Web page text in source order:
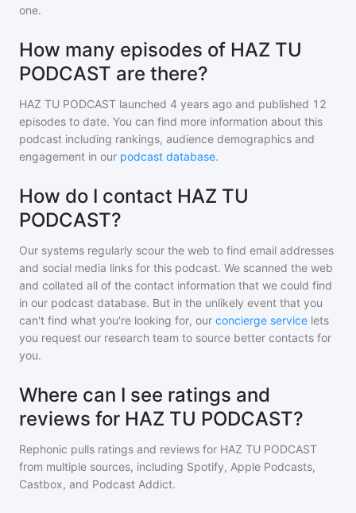
one.
How many episodes of HAZ TU
PODCAST are there?
HAZ TU PODCAST launched 4 years ago and published 12
episodes to date. You can find more information about this
podcast including rankings, audience demographics and
engagement in our podcast database.
How do I contact HAZ TU
PODCAST?
Our systems regularly scour the web to find email addresses
and social media links for this podcast. We scanned the web
and collated all of the contact information that we could find
in our podcast database. But in the unlikely event that you
can't find what you're looking for, our concierge service lets
you request our research team to source better contacts for
you.
Where can I see ratings and
reviews for HAZ TU PODCAST?
Rephonic pulls ratings and reviews for HAZ TU PODCAST
from multiple sources, including Spotify, Apple Podcasts,
Castbox, and Podcast Addict.